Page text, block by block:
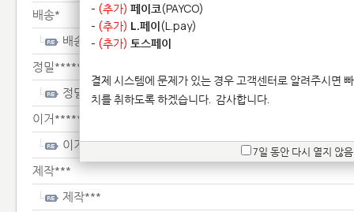
배송*
배송*
정밀*******************
정밀*******************
이거*************
이거*************
제작***
제작***
- (추가) 페이코(PAYCO)
- (추가) L.페이(L.pay)
- (추가) 토스페이
결제 시스템에 문제가 있는 경우 고객센터로 알려주시면
치를 취하도록 하겠습니다. 감사합니다.
7일 동안 다시 열지 않음